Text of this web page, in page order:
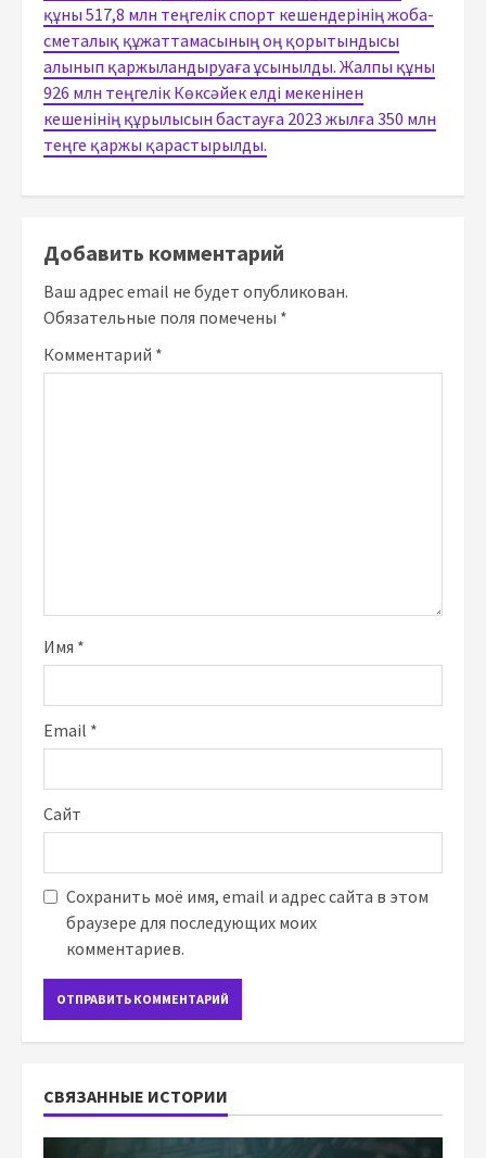
құны 517,8 млн теңгелік спорт кешендерінің жоба-
сметалық құжаттамасының оң қорытындысы
алынып қаржыландыруаға ұсынылды. Жалпы құны
926 млн теңгелік Көксәйек елді мекенінен
кешенінің құрылысын бастауға 2023 жылға 350 млн
теңге қаржы қарастырылды.
Добавить комментарий
Ваш адрес email не будет опубликован.
Обязательные поля помечены *
Комментарий *
Имя *
Email *
Сайт
Сохранить моё имя, email и адрес сайта в этом
браузере для последующих моих
комментариев.
СВЯЗАННЫЕ ИСТОРИИ